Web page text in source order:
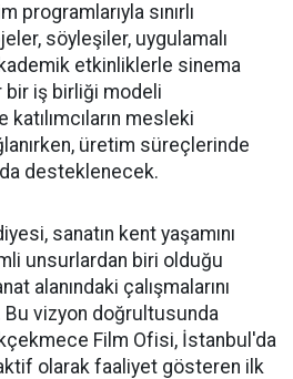
programlarıyla sınırlı
söyleşiler, uygulamalı
etkinliklerle sinema
bir iş birliği modeli
mesleki
üretim süreçlerinde
desteklenecek.
sanatın kent yaşamını
unsurlardan biri olduğu
alanındaki çalışmalarını
Bu vizyon doğrultusunda
Film Ofisi, İstanbul'da
olarak faaliyet gösteren ilk